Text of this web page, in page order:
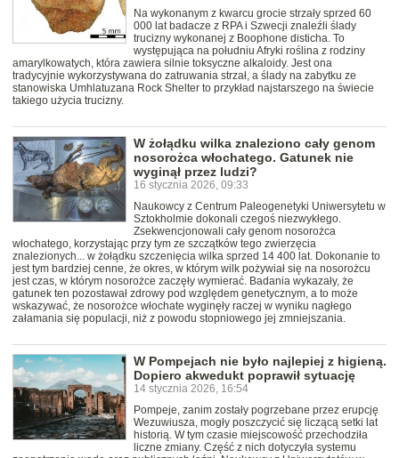
Na wykonanym z kwarcu grocie strzały sprzed 60
000 lat badacze z RPA i Szwecji znaleźli ślady
trucizny wykonanej z Boophone disticha. To
występująca na południu Afryki roślina z rodziny
amarylkowatych, która zawiera silnie toksyczne alkaloidy. Jest ona
tradycyjnie wykorzystywana do zatruwania strzał, a ślady na zabytku ze
stanowiska Umhlatuzana Rock Shelter to przykład najstarszego na świecie
takiego użycia trucizny.
W żołądku wilka znaleziono cały genom
nosorożca włochatego. Gatunek nie
wyginął przez ludzi?
16 stycznia 2026, 09:33
Naukowcy z Centrum Paleogenetyki Uniwersytetu w
Sztokholmie dokonali czegoś niezwykłego.
Zsekwencjonowali cały genom nosorożca
włochatego, korzystając przy tym ze szczątków tego zwierzęcia
znalezionych... w żołądku szczenięcia wilka sprzed 14 400 lat. Dokonanie to
jest tym bardziej cenne, że okres, w którym wilk pożywiał się na nosorożcu
jest czas, w którym nosorożce zaczęły wymierać. Badania wykazały, że
gatunek ten pozostawał zdrowy pod względem genetycznym, a to może
wskazywać, że nosorożce włochate wyginęły raczej w wyniku nagłego
załamania się populacji, niż z powodu stopniowego jej zmniejszania.
W Pompejach nie było najlepiej z higieną.
Dopiero akwedukt poprawił sytuację
14 stycznia 2026, 16:54
Pompeje, zanim zostały pogrzebane przez erupcję
Wezuwiusza, mogły poszczycić się liczącą setki lat
historią. W tym czasie miejscowość przechodziła
liczne zmiany. Część z nich dotyczyła systemu